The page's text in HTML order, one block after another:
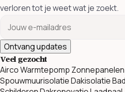
verloren tot je weet wat je zoekt.
Ontvang updates
Veel gezocht
AircoWarmtepomp
SpouwmuurisolatieDakisolatie